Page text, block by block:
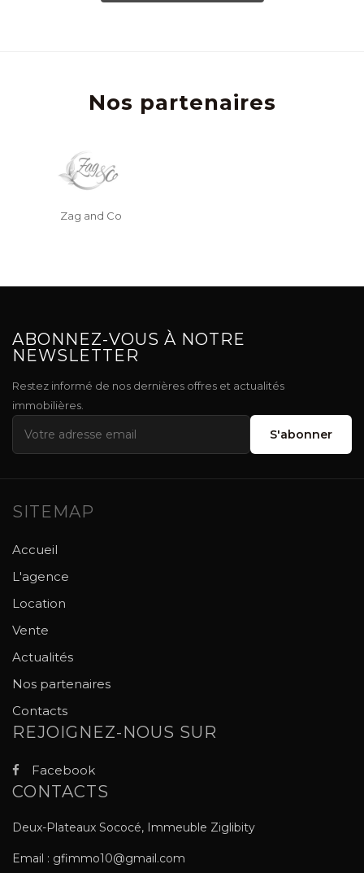
Nos partenaires
Zag and Co
ABONNEZ-VOUS À NOTRE
NEWSLETTER
Restez informé de nos dernières offres et actualités
immobilières.
S'abonner
SITEMAP
Accueil
L'agence
Location
Vente
Actualités
Nos partenaires
Contacts
REJOIGNEZ-NOUS SUR
Facebook
CONTACTS
Deux-Plateaux Sococé, Immeuble Ziglibity
Email : gfimmo10@gmail.com